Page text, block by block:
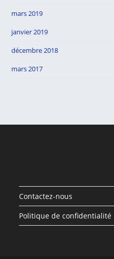
mars 2019
janvier 2019
décembre 2018
mars 2017
Contactez-nous
Politique de confidentialité